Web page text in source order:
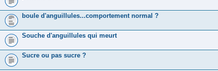
boule d'anguillules...comportement normal ?
Souche d'anguillules qui meurt
Sucre ou pas sucre ?